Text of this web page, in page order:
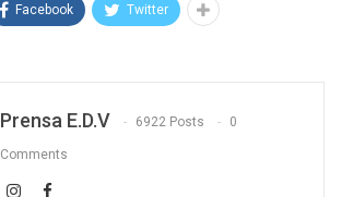
Facebook Twitter
Prensa E.D.V 6922 Posts 0
Comments